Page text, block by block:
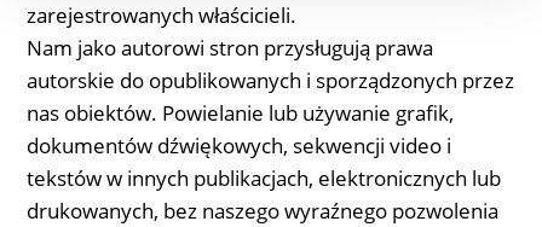
zarejestrowanych właścicieli.
Nam jako autorowi stron przysługują prawa
autorskie do opublikowanych i sporządzonych przez
nas obiektów. Powielanie lub używanie grafik,
dokumentów dźwiękowych, sekwencji video i
tekstów w innych publikacjach, elektronicznych lub
drukowanych, bez naszego wyraźnego pozwolenia